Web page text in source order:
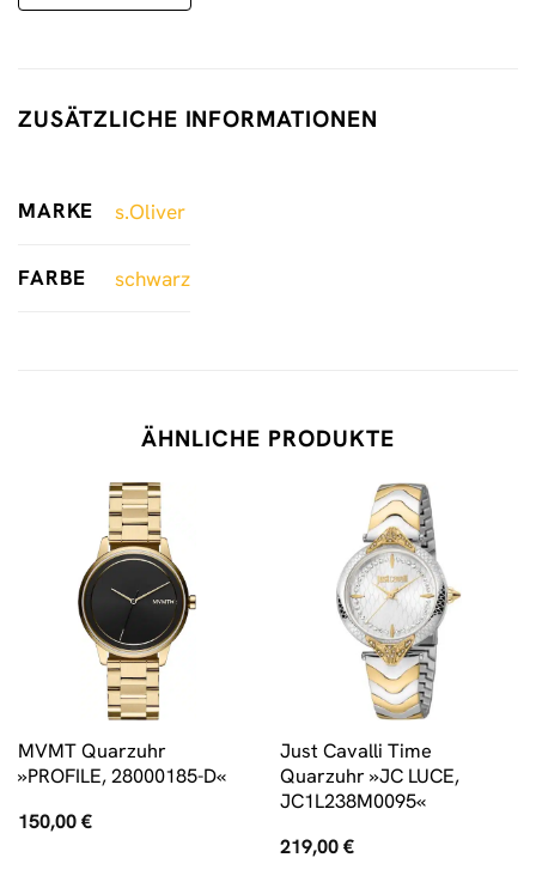
ZUSÄTZLICHE INFORMATIONEN
MARKE s.Oliver
FARBE schwarz
ÄHNLICHE PRODUKTE
MVMT Quarzuhr
»PROFILE, 28000185-D«
150,00€
Just Cavalli Time
Quarzuhr »JC LUCE,
JC1L238M0095«
219,00€